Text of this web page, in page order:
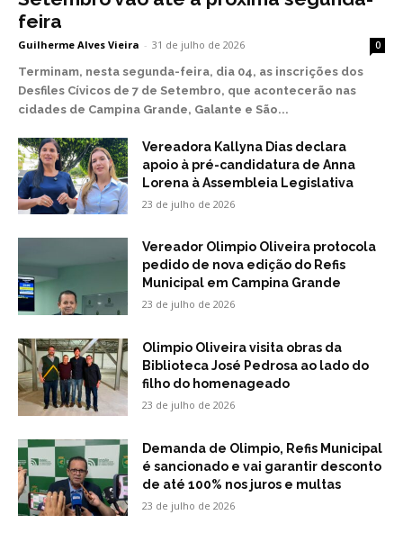
feira
Guilherme Alves Vieira - 31 de julho de 2026 0
Terminam, nesta segunda-feira, dia 04, as inscrições dos
Desfiles Cívicos de 7 de Setembro, que acontecerão nas
cidades de Campina Grande, Galante e São...
Vereadora Kallyna Dias declara
apoio à pré-candidatura de Anna
Lorena à Assembleia Legislativa
23 de julho de 2026
Vereador Olimpio Oliveira protocola
pedido de nova edição do Refis
Municipal em Campina Grande
23 de julho de 2026
Olimpio Oliveira visita obras da
Biblioteca José Pedrosa ao lado do
filho do homenageado
23 de julho de 2026
Demanda de Olimpio, Refis Municipal
é sancionado e vai garantir desconto
de até 100% nos juros e multas
23 de julho de 2026